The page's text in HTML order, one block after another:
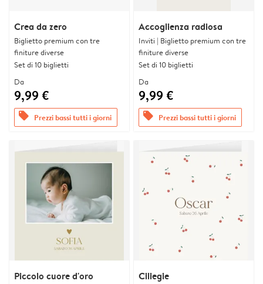
Crea da zero
Biglietto premium con tre
finiture diverse
Set di 10 biglietti
Da
9,99 €
offers Prezzi bassi tutti i giorni
Accoglienza radiosa
Inviti | Biglietto premium con tre
finiture diverse
Set di 10 biglietti
Da
9,99 €
offers Prezzi bassi tutti i giorni
Piccolo cuore d'oro Ciliegie